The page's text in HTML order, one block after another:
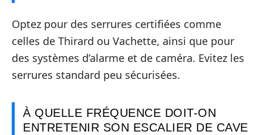
Optez pour des serrures certifiées comme
celles de Thirard ou Vachette, ainsi que pour
des systèmes d’alarme et de caméra. Evitez les
serrures standard peu sécurisées.
À QUELLE FRÉQUENCE DOIT-ON
ENTRETENIR SON ESCALIER DE CAVE